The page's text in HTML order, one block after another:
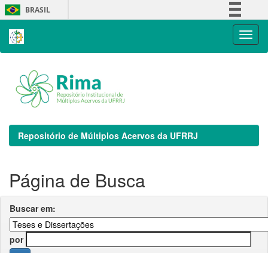
Skip
navigation
BRASIL
Repositório de Múltiplos Acervos da UFRRJ
Página de Busca
Buscar em:
por